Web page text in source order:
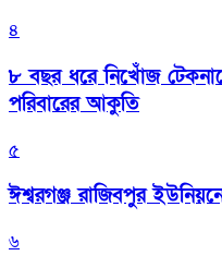
৪
৮ বছর ধরে নিখোঁজ
পরিবারের আকুতি
৫
ঈশ্বরগঞ্জ রাজিবপুর
৬